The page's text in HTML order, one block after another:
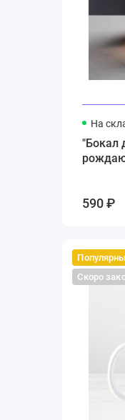
На
"Бокал
590 ₽
Скоро